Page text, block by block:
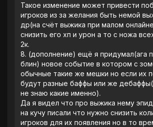
Такое изменение может привести
игроков из за желания быть немой
др(на счëт выжика при малом
снизить его хп и урон а то с ножа
2к.
8. (дополнение) ещë я придумал(ага
блин) новое событие в котором с
обычные такие же мешки но если их
будут разные баффы или же
не знаю какие именно).
Да я видел что про выжика нему
на кучу писали что нужно снизить
игроков для их появления но в то